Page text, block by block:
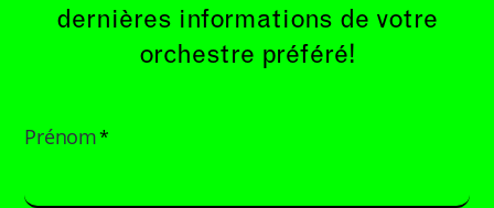
dernières informations de votre
orchestre préféré!
Prénom*